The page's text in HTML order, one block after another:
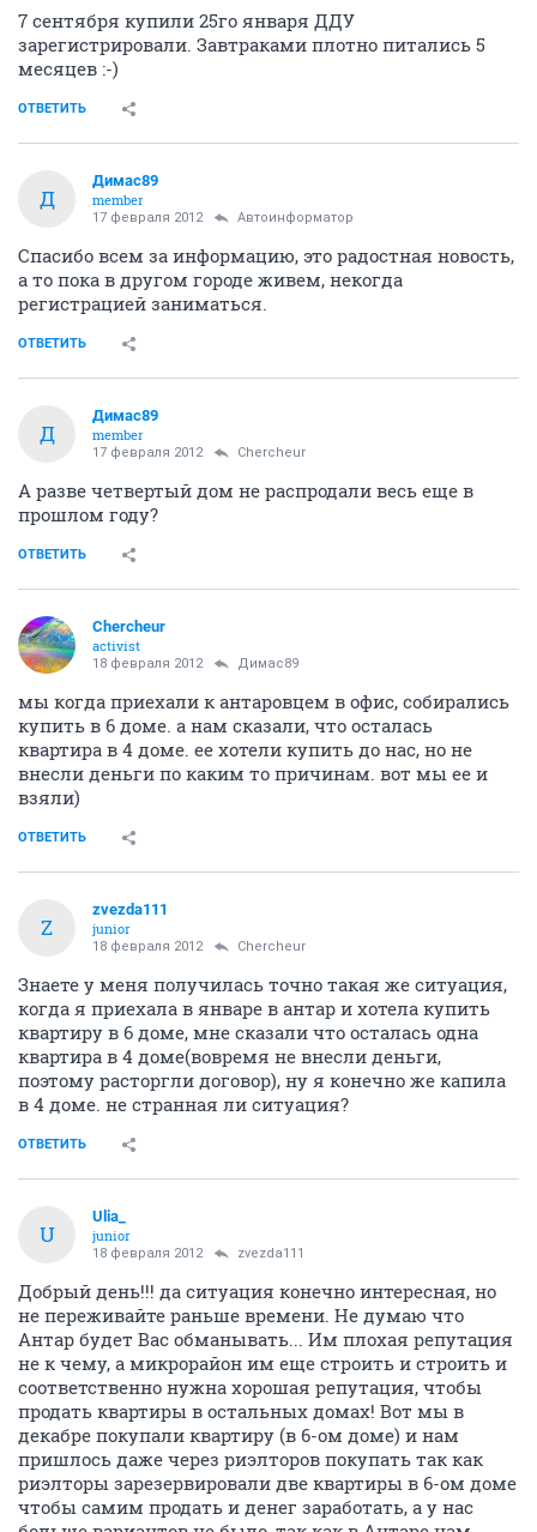
7 сентября купили 25го января ДДУ
зарегистрировали. Завтраками плотно питались 5
месяцев :-)
ОТВЕТИТЬ
Д
Димас89
member
17 февраля 2012 Автоинформатор
Спасибо всем за информацию, это радостная новость,
а то пока в другом городе живем, некогда
регистрацией заниматься.
ОТВЕТИТЬ
Д
Димас89
member
17 февраля 2012 Сhercheur
А разве четвертый дом не распродали весь еще в
прошлом году?
ОТВЕТИТЬ
Сhercheur
activist
18 февраля 2012 Димас89
мы когда приехали к антаровцем в офис, собирались
купить в 6 доме. а нам сказали, что осталась
квартира в 4 доме. ее хотели купить до нас, но не
внесли деньги по каким то причинам. вот мы ее и
взяли)
ОТВЕТИТЬ
Z
zvezda111
junior
18 февраля 2012 Сhercheur
Знаете у меня получилась точно такая же ситуация,
когда я приехала в январе в антар и хотела купить
квартиру в 6 доме, мне сказали что осталась одна
квартира в 4 доме(вовремя не внесли деньги,
поэтому расторгли договор), ну я конечно же капила
в 4 доме. не странная ли ситуация?
ОТВЕТИТЬ
U
Ulia_
junior
18 февраля 2012 zvezda111
Добрый день!!! да ситуация конечно интересная, но
не переживайте раньше времени. Не думаю что
Антар будет Вас обманывать... Им плохая репутация
не к чему, а микрорайон им еще строить и строить и
соответственно нужна хорошая репутация, чтобы
продать квартиры в остальных домах! Вот мы в
декабре покупали квартиру (в 6-ом доме) и нам
пришлось даже через риэлторов покупать так как
риэлторы зарезервировали две квартиры в 6-ом доме
чтобы самим продать и денег заработать, а у нас